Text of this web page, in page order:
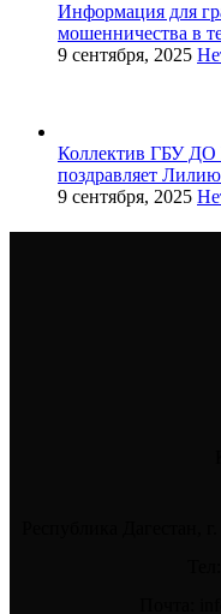
Информация для
мошенничества в
9 сентября, 2025
Коллектив ГБУ
поздравляет
9 сентября, 2025